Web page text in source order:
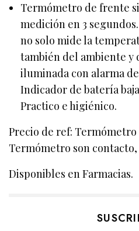
Termómetro de frente
medición en 3
no solo mide la
también del ambiente y
iluminada con alarma
Indicador de batería
Practico e higiénico.
Precio de ref: Termómetro
Termómetro son contacto,
Disponibles en Farmacias.